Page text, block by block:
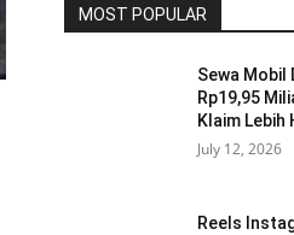
MOST POPULAR
Sewa Mobil
Rp19,95
Klaim Lebih
July 12, 2026
Reels